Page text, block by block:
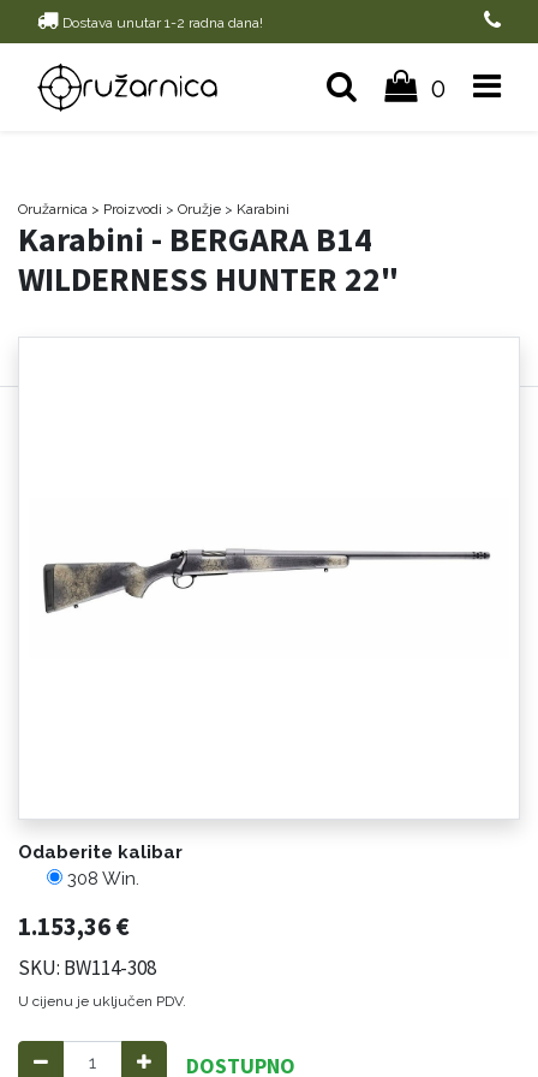
Dostava unutar 1-2 radna dana!
0
Oružarnica > Proizvodi > Oružje > Karabini
Karabini - BERGARA B14
WILDERNESS HUNTER 22"
Odaberite kalibar
308 Win.
1.153,36€
SKU: BW114-308
U cijenu je uključen PDV.
DOSTUPNO